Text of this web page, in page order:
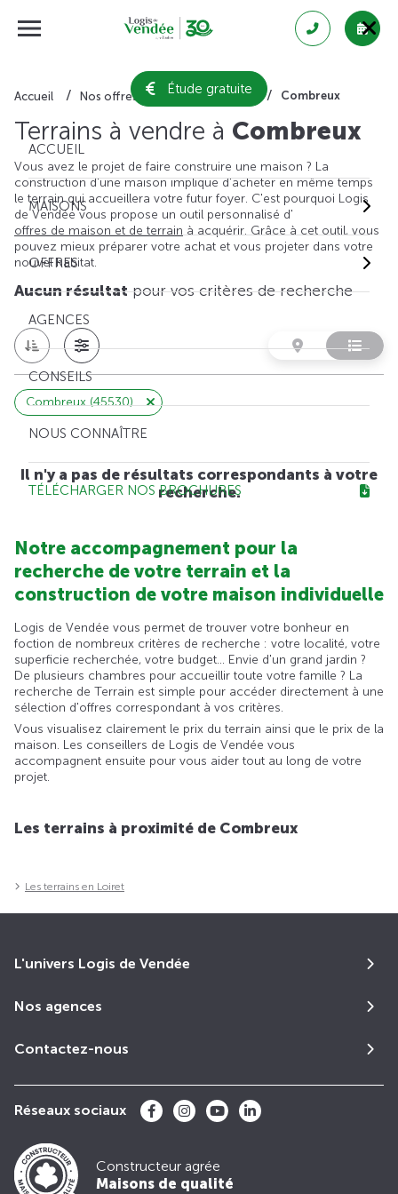
Étude gratuite
ACCUEIL
MAISONS
OFFRES
AGENCES
CONSEILS
NOUS CONNAÎTRE
TÉLÉCHARGER NOS BROCHURES
Accueil Nos offres de terrain Loiret Combreux
Terrains à vendre à Combreux
Vous avez le projet de faire construire une maison ? La
construction d'une maison implique d'acheter en même temps
le terrain qui accueillera votre futur foyer. C'est pourquoi Logis
de Vendée vous propose un outil personnalisé d'
offres de maison et de terrain à acquérir. Grâce à cet outil, vous
pouvez mieux préparer votre achat et vous projeter dans votre
nouvel habitat.
Aucun résultatpour vos critères de recherche
Combreux (45530)
Il n'y a pas de résultats correspondants à votre
recherche.
Notre accompagnement pour la
recherche de votre terrain et la
construction de votre maison individuelle
Logis de Vendée vous permet de trouver votre bonheur en
foction de nombreux critères de recherche : votre localité, votre
superficie recherchée, votre budget... Envie d'un grand jardin ?
De plusieurs chambres pour accueillir toute votre famille ? La
recherche de Terrain est simple pour accéder directement à une
sélection d'offres correspondant à vos critères.
Vous visualisez clairement le prix du terrain ainsi que le prix de la
maison. Les conseillers de Logis de Vendée vous
accompagnent ensuite pour vous aider tout au long de votre
projet.
Les terrains à proximité de Combreux
Les terrains en Loiret
L'univers Logis de Vendée
Nos agences
Contactez-nous
Réseaux sociaux
Constructeur agrée
Maisons de qualité